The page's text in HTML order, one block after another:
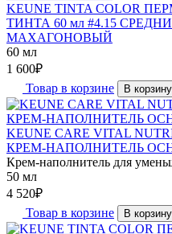
KEUNE TINTA COLOR
ТИНТА 60 мл #4.15
МАХАГОНОВЫЙ
60 мл
1 600₽
Товар в корзине
В корзину
KEUNE CARE VITAL
КРЕМ-НАПОЛНИТЕЛЬ
Крем-наполнитель для
50 мл
4 520₽
Товар в корзине
В корзину